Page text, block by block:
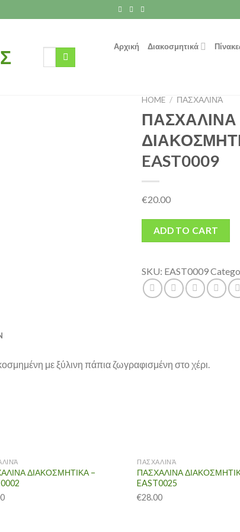
Search
Αρχική Διακοσμητικά
HOME / ΠΑΣΧΑΛΙΝΆ
ΠΑΣΧΑΛΙΝΑ
EAST0009
€20.00
ADD TO CART
SKU: EAST0009
με ξύλινη πάπια ζωγραφισμένη στο χέρι.
ΔΙΑΚΟΣΜΗΤΙΚΑ –
ΠΑΣΧΑΛΙΝΆ
ΠΑΣΧΑΛΙΝΑ
EAST0025
€28.00